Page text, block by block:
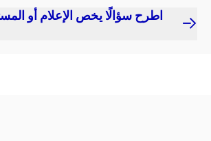
اطرح سؤالًا يخص الإعلام أو